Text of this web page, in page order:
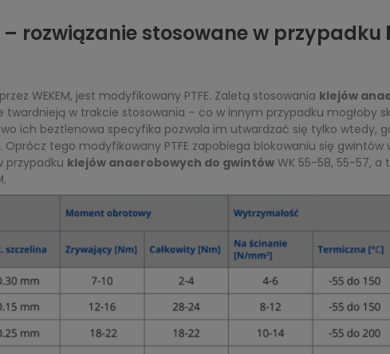
– rozwiązanie stosowane w przypadku
WEKEM, jest modyfikowany PTFE. Zaletą stosowania klejów
w trakcie stosowania – co w innym przypadku mogłoby
ich beztlenowa specyfika pozwala im utwardzać się tylko wtedy,
Oprócz tego modyfikowany PTFE zapobiega blokowaniu się
przypadku klejów anaerobowych do gwintówWK 55-58, 55-57, a